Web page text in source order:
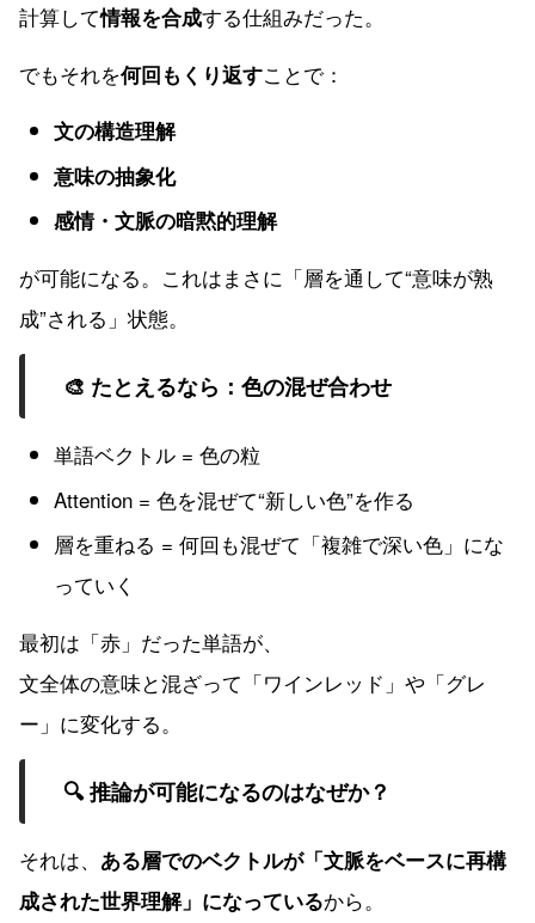
計算して情報を合成する仕組みだった。
でもそれを何回もくり返すことで：
文の構造理解
意味の抽象化
感情・文脈の暗黙的理解
が可能になる。これはまさに「層を通して“意味が熟
成”される」状態。
🎨 たとえるなら：色の混ぜ合わせ
単語ベクトル = 色の粒
Attention = 色を混ぜて“新しい色”を作る
層を重ねる = 何回も混ぜて「複雑で深い色」にな
っていく
最初は「赤」だった単語が、
文全体の意味と混ざって「ワインレッド」や「グレ
ー」に変化する。
🔍 推論が可能になるのはなぜか？
それは、 ある層でのベクトルが「文脈をベースに再構
成された世界理解」になっているから。